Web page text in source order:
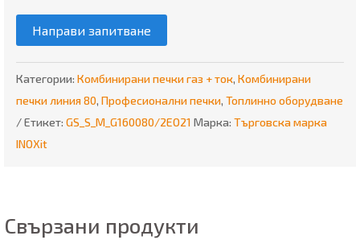
Направи запитване
Категории: Комбинирани печки газ + ток, Комбинирани
печки линия 80, Професионални печки, Топлинно оборудване
Етикет: GS_S_M_G160080/2EO21 Марка: Търговска марка
INOXit
Свързани продукти